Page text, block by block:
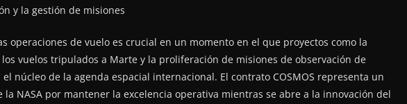
y la gestión de misiones
operaciones de vuelo es crucial en un momento en el que proyectos como la
vuelos tripulados a Marte y la proliferación de misiones de observación de
núcleo de la agenda espacial internacional. El contrato COSMOS representa un
NASA por mantener la excelencia operativa mientras se abre a la innovación del